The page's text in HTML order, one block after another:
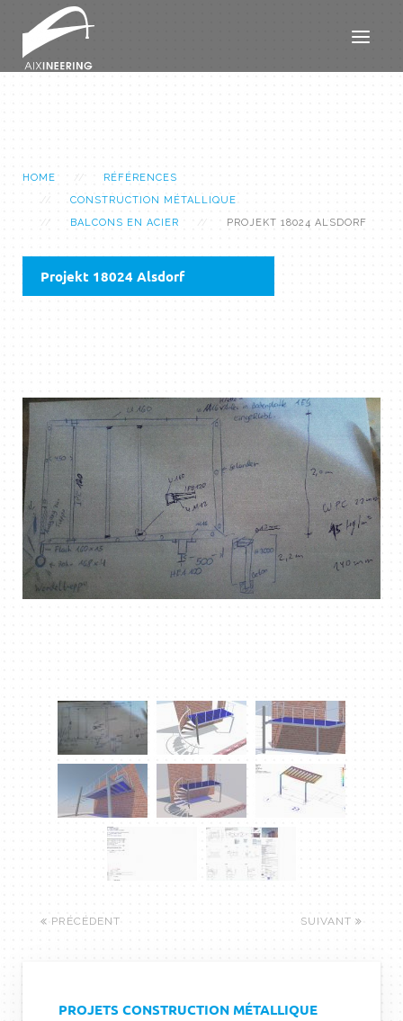
HOME
RÉFÉRENCES
CONSTRUCTION MÉTALLIQUE
BALCONS EN ACIER
PROJEKT 18024 ALSDORF
Projekt 18024 Alsdorf
PRÉCÉDENT SUIVANT
PROJETS CONSTRUCTION MÉTALLIQUE